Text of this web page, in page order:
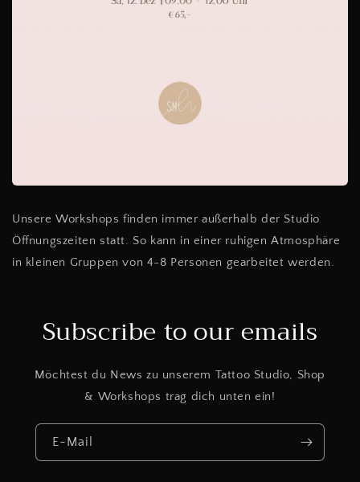
Unsere Workshops finden immer außerhalb der Studio
Öffnungszeiten statt. So kann in einer ruhigen Atmosphäre
in kleinen Gruppen von 4-8 Personen gearbeitet werden.
Subscribe to our emails
Möchtest du News zu unserem Tattoo Studio, Shop
& Workshops trag dich unten ein!
E-Mail